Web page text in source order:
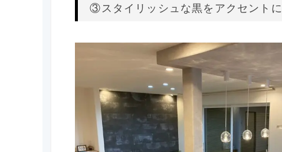
③スタイリッシュな黒をアクセントに